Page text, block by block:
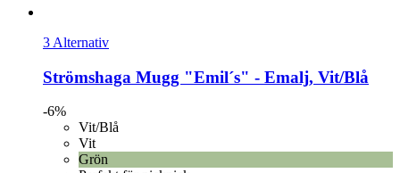
3 Alternativ
Strömshaga Mugg "Emil´s" -​ Emalj, Vit/Blå
-6%
Vit/Blå
Vit
Grön